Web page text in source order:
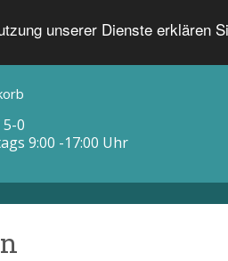
unserer Dienste erklären
5-0
9:00 -17:00 Uhr